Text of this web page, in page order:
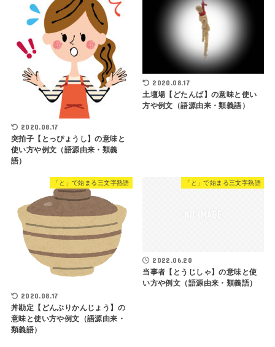
2020.08.17
突拍子【とっぴょうし】の意味と
使い方や例文（語源由来・類義
語）
2020.08.17
土壇場【どたんば】の意味と使い
方や例文（語源由来・類義語）
「と」で始まる三文字熟語
2020.08.17
丼勘定【どんぶりかんじょう】の
意味と使い方や例文（語源由来・
類義語）
「と」で始まる三文字熟語
2022.06.20
当事者【とうじしゃ】の意味と使
い方や例文（語源由来・類義語）